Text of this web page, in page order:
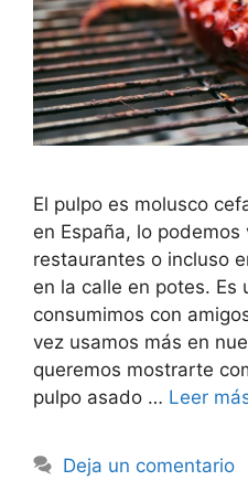
El pulpo es molusco
en España, lo podemos
restaurantes o incluso
en la calle en potes. Es
consumimos con
vez usamos más en
queremos mostrarte
pulpo asado … Leer
Deja un comentario